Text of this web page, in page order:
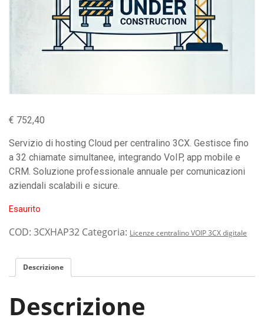
€ 752,40
Servizio di hosting Cloud per centralino 3CX. Gestisce fino
a 32 chiamate simultanee, integrando VoIP, app mobile e
CRM. Soluzione professionale annuale per comunicazioni
aziendali scalabili e sicure.
Esaurito
COD: 3CXHAP32 Categoria: Licenze centralino VOIP 3CX digitale
Descrizione
Descrizione